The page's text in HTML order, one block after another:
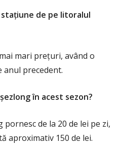
stațiune de pe litoralul
mari prețuri, având o
anul precedent.
în acest sezon?
de la 20 de lei pe zi,
aproximativ 150 de lei.